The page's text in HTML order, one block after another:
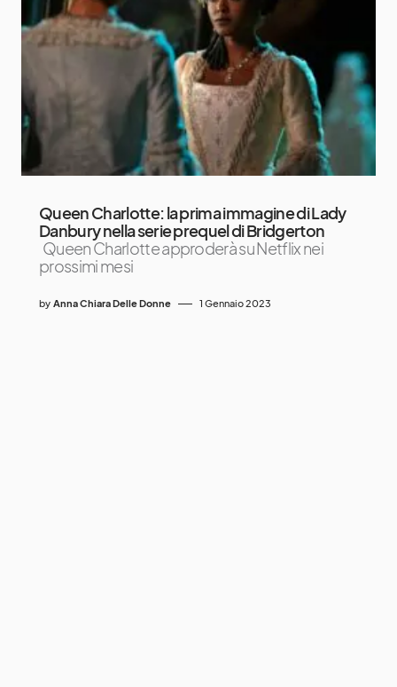
Queen Charlotte: la prima immagine di Lady
Danbury nella serie prequel di Bridgerton
Queen Charlotte approderà su Netflix nei
prossimi mesi
by Anna Chiara Delle Donne 1 Gennaio 2023